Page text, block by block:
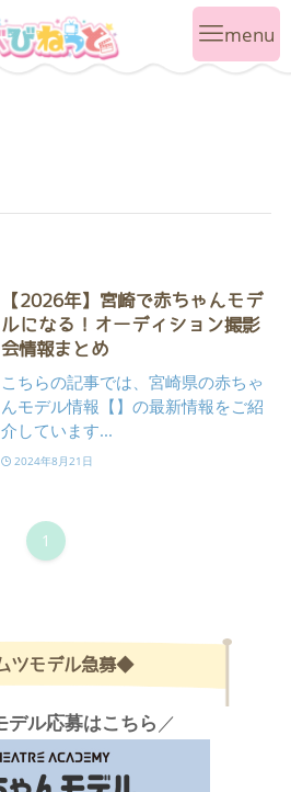
【2026年】宮崎で赤ちゃんモデ
ルになる！オーディション撮影
会情報まとめ
こちらの記事では、宮崎県の赤ちゃ
んモデル情報【】の最新情報をご紹
介しています...
2024年8月21日
1
ツモデル急募◆
デル応募はこちら ／